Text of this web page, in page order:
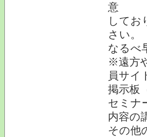
意
してお
さい。
なるべ
※遠方
員サイ
掲示板
セミナ
内容の
その他